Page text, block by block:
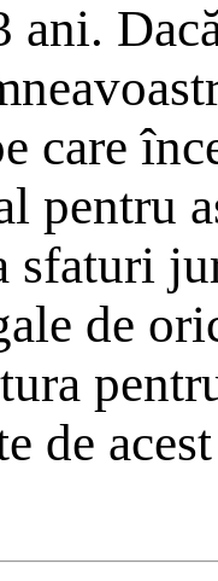
ani.
care
pentru
sfaturi
de
de